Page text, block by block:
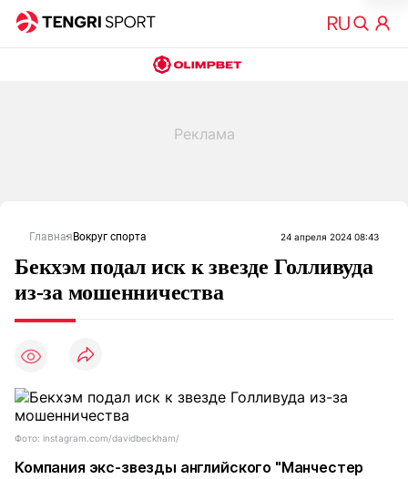
Главная Вокруг спорта 24 апреля 2024 08:43
Бекхэм подал иск к звезде Голливуда
из-за мошенничества
Фото: instagram.com/davidbeckham/
Компания экс-звезды английского "Манчестер